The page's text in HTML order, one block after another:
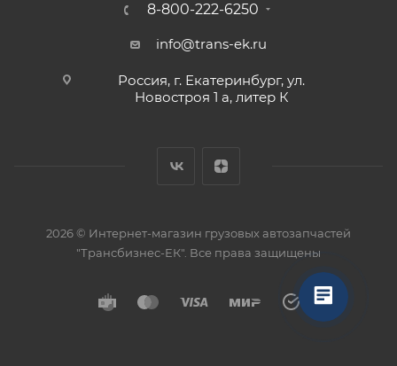
8-800-222-6250
info@trans-ek.ru
Россия, г. Екатеринбург, ул.
Новостроя 1 а, литер К
2026 © Интернет-магазин грузовых автозапчастей
"Трансбизнес-ЕК". Все права защищены